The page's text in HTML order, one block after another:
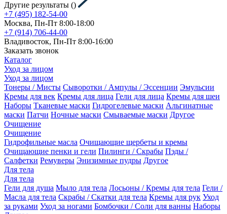
Другие результаты ()
+7 (495) 182-54-00
Москва, Пн-Пт 8:00-18:00
+7 (914) 706-44-00
Владивосток, Пн-Пт 8:00-16:00
Заказать звонок
Каталог
Уход за лицом
Уход за лицом
Тонеры / Мисты Сыворотки / Ампулы / Эссенции Эмульсии
Кремы для век Кремы для лица Гели для лица Кремы для шеи
Наборы Тканевые маски Гидрогелевые маски Альгинатные
маски Патчи Ночные маски Смываемые маски Другое
Очищение
Очищение
Гидрофильные масла Очищающие щербеты и кремы
Очищающие пенки и гели Пилинги / Скрабы Пэды /
Салфетки Ремуверы Энизимные пудры Другое
Для тела
Для тела
Гели для душа Мыло для тела Лосьоны / Кремы для тела Гели /
Масла для тела Скрабы / Скатки для тела Кремы для рук Уход
за руками Уход за ногами Бомбочки / Соли для ванны Наборы